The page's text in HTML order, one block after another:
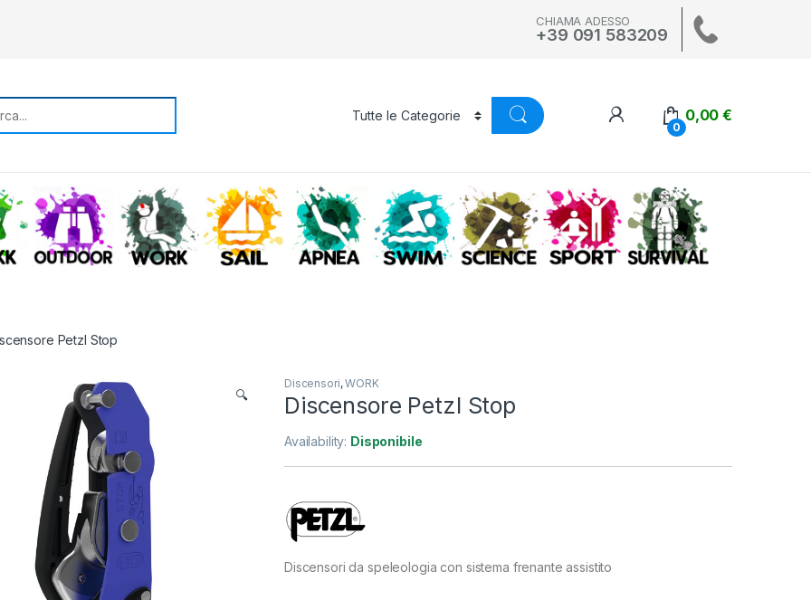
CHIAMA ADESSO
+39 091 583209
for:
0
0,00€
TREKKING OUTDOOR WORK SAIL APNEA SWIM SCIENCE ALTRI SPORT
Petzl Stop
🔍
Discensori,WORK
Discensore Petzl Stop
Availability: Disponibile
Discensori da speleologia con sistema frenante assistito